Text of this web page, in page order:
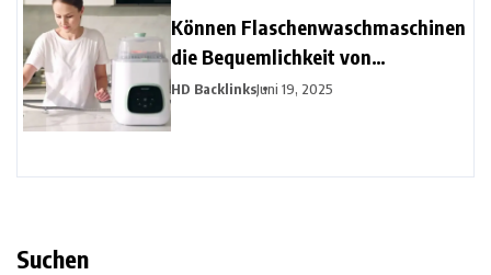
Können Flaschenwaschmaschinen
die Bequemlichkeit von
Milchpumpen revolutionieren?
HD BacklinksJuni 19, 2025
Suchen